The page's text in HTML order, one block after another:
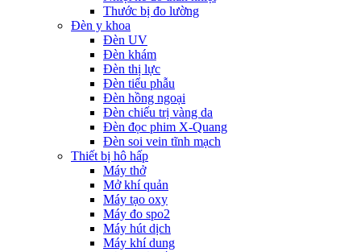
Thước bị đo lường
Đèn y khoa
Đèn UV
Đèn khám
Đèn thị lực
Đèn tiểu phẫu
Đèn hồng ngoại
Đèn chiếu trị vàng da
Đèn đọc phim X-Quang
Đèn soi vein tĩnh mạch
Thiết bị hô hấp
Máy thở
Mở khí quản
Máy tạo oxy
Máy đo spo2
Máy hút dịch
Máy khí dung